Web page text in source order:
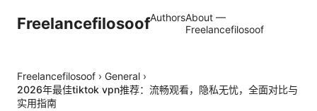
FreelancefilosoofAuthorsAbout —
Freelancefilosoof
Freelancefilosoof › General ›
2026年最佳tiktok vpn推荐：流畅观看，隐私无忧，全面对比与
实用指南